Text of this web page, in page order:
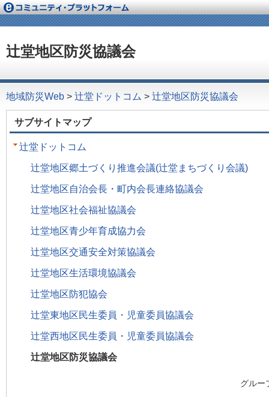
辻堂地区防災協議会
地域防災Web > 辻堂ドットコム > 辻堂地区防災協議会
サブサイトマップ
辻堂ドットコム
辻堂地区郷土づくり推進会議(辻堂まちづくり会議)
辻堂地区自治会長・町内会長連絡協議会
辻堂地区社会福祉協議会
辻堂地区青少年育成協力会
辻堂地区交通安全対策協議会
辻堂地区生活環境協議会
辻堂地区防犯協会
辻堂東地区民生委員・児童委員協議会
辻堂西地区民生委員・児童委員協議会
辻堂地区防災協議会
グルー